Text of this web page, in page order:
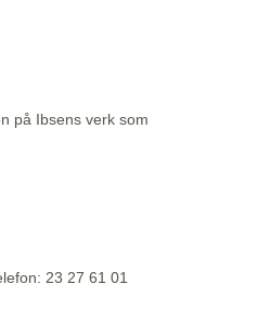
på Ibsens verk som
23 27 61 01